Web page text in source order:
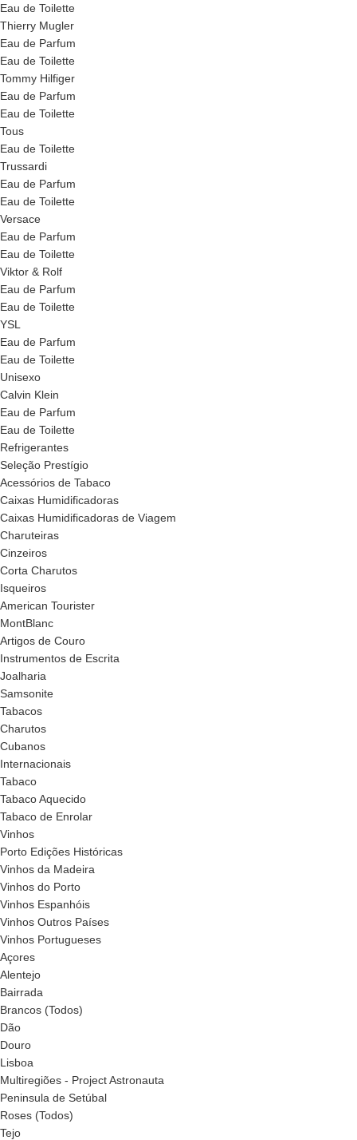
Eau de Toilette
Thierry Mugler
Eau de Parfum
Eau de Toilette
Tommy Hilfiger
Eau de Parfum
Eau de Toilette
Tous
Eau de Toilette
Trussardi
Eau de Parfum
Eau de Toilette
Versace
Eau de Parfum
Eau de Toilette
Viktor & Rolf
Eau de Parfum
Eau de Toilette
YSL
Eau de Parfum
Eau de Toilette
Unisexo
Calvin Klein
Eau de Parfum
Eau de Toilette
Refrigerantes
Seleção Prestígio
Acessórios de Tabaco
Caixas Humidificadoras
Caixas Humidificadoras de Viagem
Charuteiras
Cinzeiros
Corta Charutos
Isqueiros
American Tourister
MontBlanc
Artigos de Couro
Instrumentos de Escrita
Joalharia
Samsonite
Tabacos
Charutos
Cubanos
Internacionais
Tabaco
Tabaco Aquecido
Tabaco de Enrolar
Vinhos
Porto Edições Históricas
Vinhos da Madeira
Vinhos do Porto
Vinhos Espanhóis
Vinhos Outros Países
Vinhos Portugueses
Açores
Alentejo
Bairrada
Brancos (Todos)
Dão
Douro
Lisboa
Multiregiões - Project Astronauta
Peninsula de Setúbal
Roses (Todos)
Tejo